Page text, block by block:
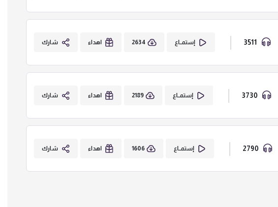
إستمــاع 2634 اهداء شارك
إستمــاع 2189 اهداء شارك
إستمــاع 1606 اهداء شارك